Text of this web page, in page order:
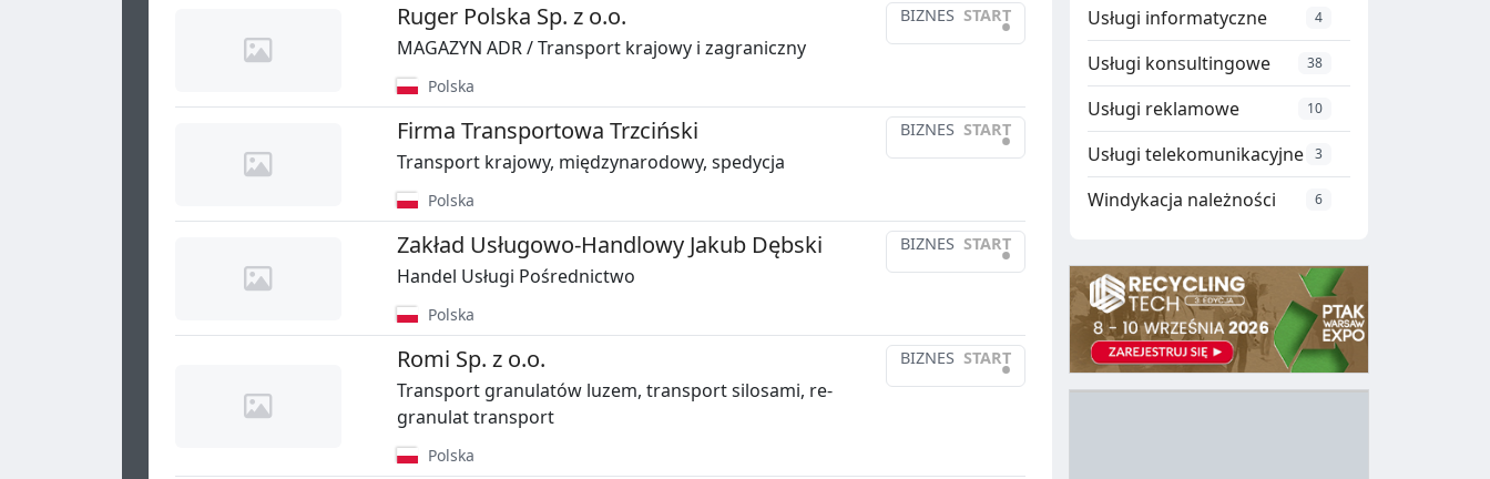
BIZNES START
•
Ruger Polska Sp. z o.o.
MAGAZYN ADR / Transport krajowy i zagraniczny
Polska
BIZNES START
•
Firma Transportowa Trzciński
Transport krajowy, międzynarodowy, spedycja
Polska
BIZNES START
•
Zakład Usługowo-Handlowy Jakub Dębski
Handel Usługi Pośrednictwo
Polska
BIZNES START
•
Romi Sp. z o.o.
Transport granulatów luzem, transport silosami, re-
granulat transport
Polska
Usługi informatyczne 4
Usługi konsultingowe 38
Usługi reklamowe 10
Usługi telekomunikacyjne 3
Windykacja należności 6